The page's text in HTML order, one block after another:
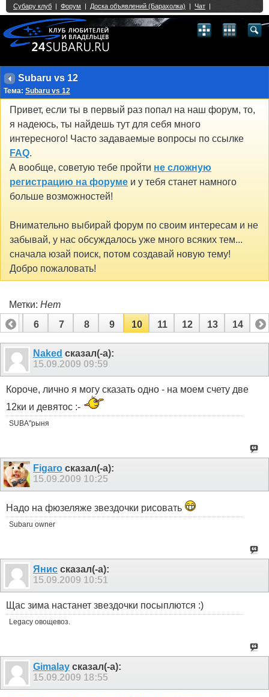
Subaru vs 12
Тема: Subaru vs 12
Привет, если ты в первый раз попал на наш форум, то,
я надеюсь, ты найдешь тут для себя много
интересного! Часто задаваемые вопросы по ссылке
FAQ.
А вообще, советую тебе пройти не сложную
регистрацию на форуме и у тебя станет намного
больше возможностей!
Внимательно выбирай форум по своим интересам и не
забывай, у нас обсуждалось уже много всяких тем...
сначала юзай поиск, потом создавай новую тему!
Добро пожаловать!
Метки: Нет
5
6 7 8 9 10 11 12 13 14
Naked сказал(-а):
15.09.2009 09:59
Короче, лично я могу сказать одно - на моем счету две
12ки и девятос :-
SUBA"рыня
Figaro сказал(-а):
15.09.2009 10:25
Надо на фюзеляже звездочки рисовать
Subaru owner
Янис сказал(-а):
15.09.2009 10:51
Щас зима настанет звездочки посыплются :)
Legacy овощевоз.
Gimalay сказал(-а):
15.09.2009 18:55
Single Sign On provided byvBSSO
2 3 4 5 6 7 8 9 10 11 12 13 14 15 16 17 18 21 22 23 24 25 26
27 28 29 30 31 32 33 40 41 42 43